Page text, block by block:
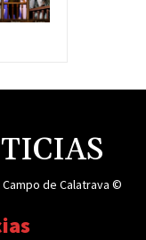
de Calatrava ©